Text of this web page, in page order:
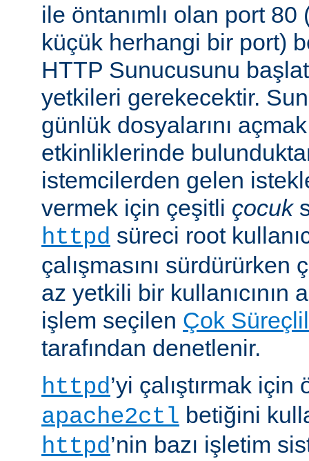
ile öntanımlı olan port 80
küçük herhangi bir port)
HTTP Sunucusunu
yetkileri gerekecektir.
günlük dosyalarını
etkinliklerinde
istemcilerden gelen
vermek için çeşitli çocuk
httpd süreci root
çalışmasını
az yetkili bir kullanıcının
işlem seçilen Çok
tarafından denetlenir.
httpd’yi çalıştırmak
apache2ctl betiğini
httpd’nin bazı işletim